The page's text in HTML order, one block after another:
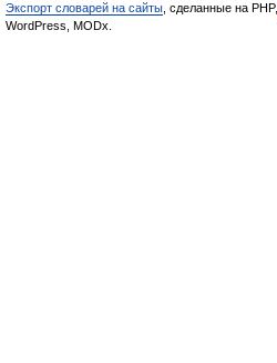
Экспорт словарей на сайты , сделанные на PHP,
WordPress, MODx.